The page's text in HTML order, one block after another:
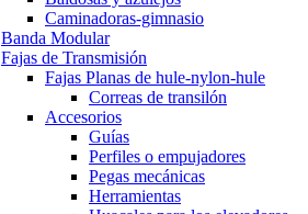
Caminadoras-gimnasio
Banda Modular
Fajas de Transmisión
Fajas Planas de hule-nylon-hule
Correas de transilón
Accesorios
Guías
Perfiles o empujadores
Pegas mecánicas
Herramientas